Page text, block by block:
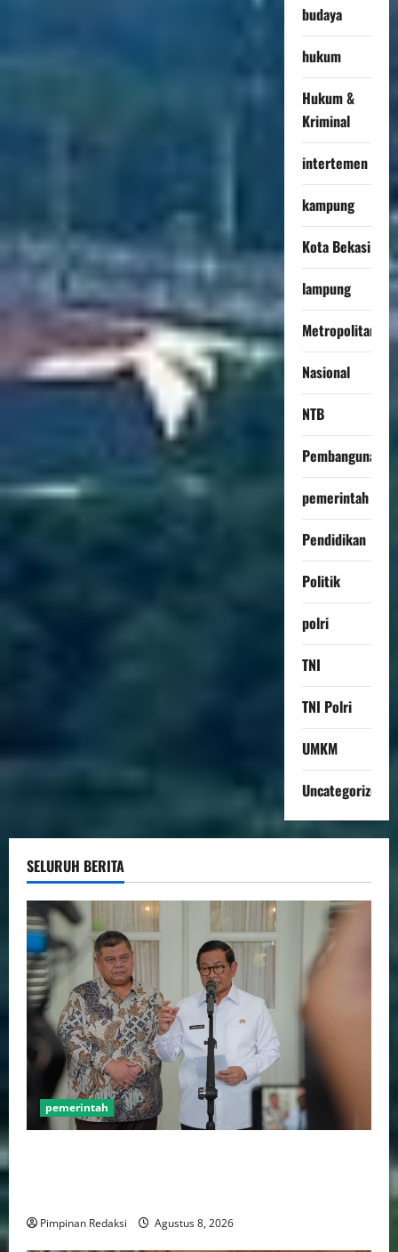
budaya
hukum
Hukum &
Kriminal
intertemen
kampung
Kota Bekasi
lampung
Metropolitan
Nasional
NTB
Pembangunan
pemerintah
Pendidikan
Politik
polri
TNI
TNI Polri
UMKM
Uncategorized
SELURUH BERITA
pemerintah
Pimpinan Redaksi Agustus 8, 2026